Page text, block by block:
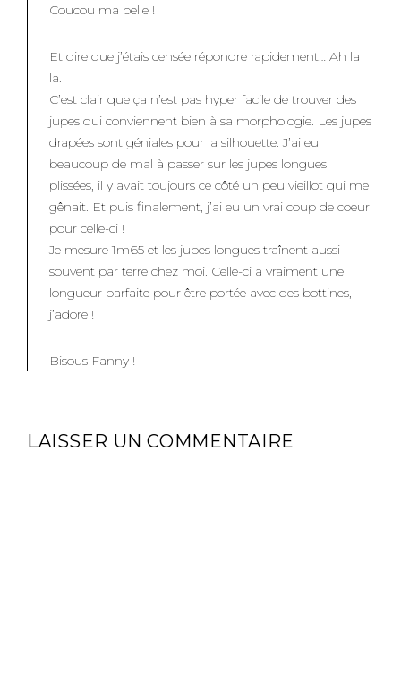
Coucou ma belle !
Et dire que j’étais censée répondre rapidement… Ah la
la.
C’est clair que ça n’est pas hyper facile de trouver des
jupes qui conviennent bien à sa morphologie. Les jupes
drapées sont géniales pour la silhouette. J’ai eu
beaucoup de mal à passer sur les jupes longues
plissées, il y avait toujours ce côté un peu vieillot qui me
gênait. Et puis finalement, j’ai eu un vrai coup de coeur
pour celle-ci !
Je mesure 1m65 et les jupes longues traînent aussi
souvent par terre chez moi. Celle-ci a vraiment une
longueur parfaite pour être portée avec des bottines,
j’adore !
Bisous Fanny !
LAISSER UN COMMENTAIRE